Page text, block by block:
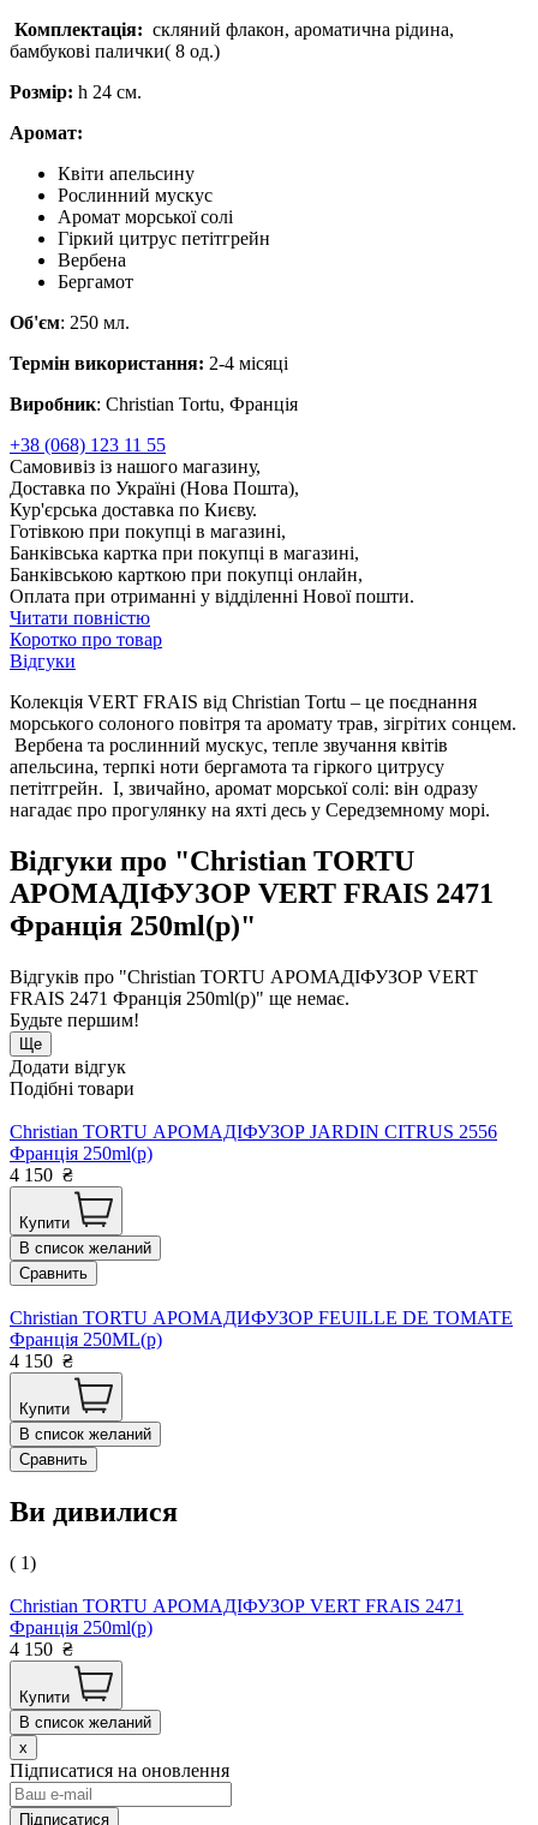
Комплектація: скляний флакон, ароматична рідина,
бамбукові палички( 8 од.)
Розмір: h 24 см.
Аромат:
Квіти апельсину
Рослинний мускус
Аромат морської солі
Гіркий цитрус петітгрейн
Вербена
Бергамот
Об'єм: 250 мл.
Термін використання: 2-4 місяці
Виробник: Christian Tortu, Франція
+38 (068) 123 11 55
Самовивіз із нашого магазину,
Доставка по Україні (Нова Пошта),
Кур'єрська доставка по Києву.
Готівкою при покупці в магазині,
Банківська картка при покупці в магазині,
Банківською карткою при покупці онлайн,
Оплата при отриманні у відділенні Нової пошти.
Читати повністю
Коротко про товар
Відгуки
Колекція VERT FRAIS від Christian Tortu – це поєднання
морського солоного повітря та аромату трав, зігрітих сонцем.
Вербена та рослинний мускус, тепле звучання квітів
апельсина, терпкі ноти бергамота та гіркого цитрусу
петітгрейн. І, звичайно, аромат морської солі: він одразу
нагадає про прогулянку на яхті десь у Середземному морі.
Відгуки про "Christian TORTU
АРОМАДІФУЗОР VERT FRAIS 2471
Франція 250ml(р)"
Відгуків про "Christian TORTU АРОМАДІФУЗОР VERT
FRAIS 2471 Франція 250ml(р)" ще немає.
Будьте першим!
Ще
Додати відгук
Подібні товари
Christian TORTU АРОМАДІФУЗОР JARDIN CITRUS 2556
Франція 250ml(р)
4 150 ₴
Купити
В список желаний
Сравнить
Christian TORTU АРОМАДИФУЗОР FEUILLE DE TOMATE
Франція 250ML(р)
4 150 ₴
Купити
В список желаний
Сравнить
Ви дивилися
( 1)
Christian TORTU АРОМАДІФУЗОР VERT FRAIS 2471
Франція 250ml(р)
4 150 ₴
Купити
В список желаний
x
Підписатися на оновлення